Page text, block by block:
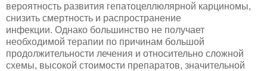
вероятность развития гепатоцеллюлярной карциномы,
снизить смертность и распространение
инфекции. Однако большинство не получает
необходимой терапии по причинам большой
продолжительности лечения и относительно сложной
схемы, высокой стоимости препаратов, значительной